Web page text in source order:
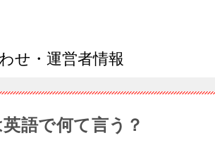
せ・運営者情報
語で何て言う？